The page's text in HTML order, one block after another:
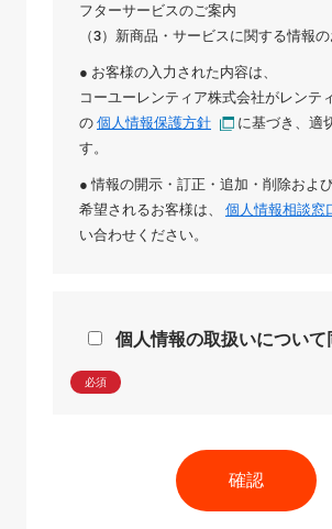
フターサービスのご案内
（3）新商品・サービスに関する情報
● お客様の入力された内容は、
コーユーレンティア株式会社がレンテ
の 個人情報保護方針
に基づき、適
す。
● 情報の開示・訂正・追加・削除およ
希望されるお客様は、 個人情報相談窓
い合わせください。
個人情報の取扱いについて
必須